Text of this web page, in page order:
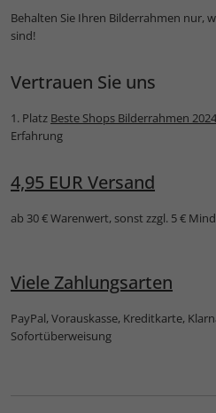
Behalten Sie Ihren Bilderrahmen nur,
sind!
Vertrauen Sie uns
1. Platz Beste Shops Bilderrahmen 2024
Erfahrung
4,95 EUR Versand
ab 30 € Warenwert, sonst zzgl. 5 €
Viele Zahlungsarten
PayPal, Vorauskasse, Kreditkarte,
Sofortüberweisung